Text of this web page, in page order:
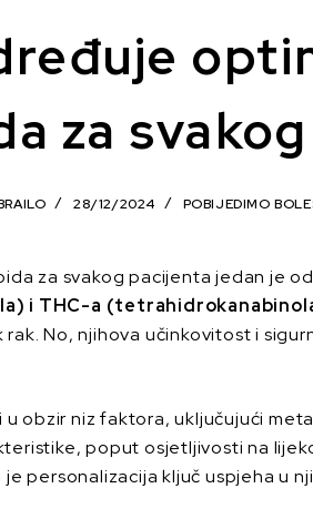
za
28/12/2024 POBIJEDIMO
za svakog pacijenta jedan je
i THC-a
No, njihova učinkovitost i
u obzir niz faktora, uključujući
poput osjetljivosti na
personalizacija ključ uspjeha u